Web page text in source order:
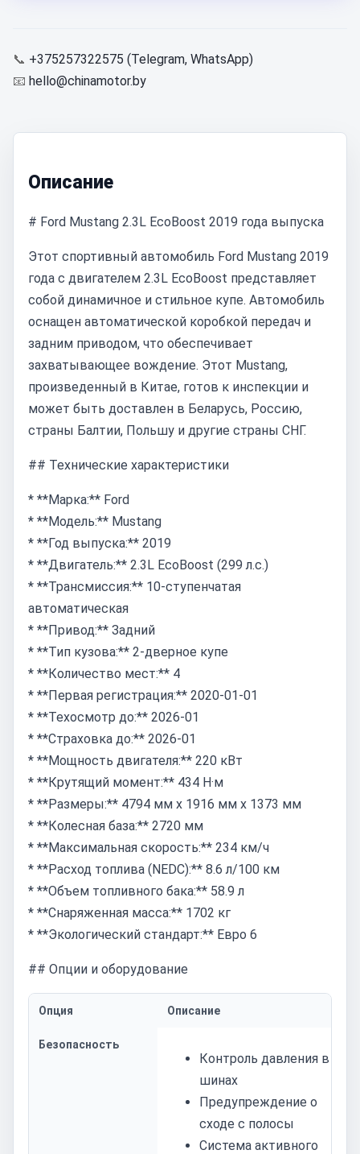
📞 +375257322575 (Telegram, WhatsApp)
📧 hello@chinamotor.by
Описание
# Ford Mustang 2.3L EcoBoost 2019 года выпуска
Этот спортивный автомобиль Ford Mustang 2019
года с двигателем 2.3L EcoBoost представляет
собой динамичное и стильное купе. Автомобиль
оснащен автоматической коробкой передач и
задним приводом, что обеспечивает
захватывающее вождение. Этот Mustang,
произведенный в Китае, готов к инспекции и
может быть доставлен в Беларусь, Россию,
страны Балтии, Польшу и другие страны СНГ.
## Технические характеристики
* **Марка:** Ford
* **Модель:** Mustang
* **Год выпуска:** 2019
* **Двигатель:** 2.3L EcoBoost (299 л.с.)
* **Трансмиссия:** 10-ступенчатая
автоматическая
* **Привод:** Задний
* **Тип кузова:** 2-дверное купе
* **Количество мест:** 4
* **Первая регистрация:** 2020-01-01
* **Техосмотр до:** 2026-01
* **Страховка до:** 2026-01
* **Мощность двигателя:** 220 кВт
* **Крутящий момент:** 434 Н·м
* **Размеры:** 4794 мм x 1916 мм x 1373 мм
* **Колесная база:** 2720 мм
* **Максимальная скорость:** 234 км/ч
* **Расход топлива (NEDC):** 8.6 л/100 км
* **Объем топливного бака:** 58.9 л
* **Снаряженная масса:** 1702 кг
* **Экологический стандарт:** Евро 6
## Опции и оборудование
Опция Описание
Безопасность
Контроль давления в
шинах
Предупреждение о
сходе с полосы
Система активного